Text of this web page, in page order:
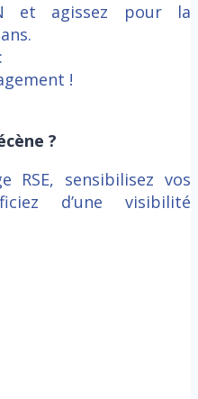
et agissez pour la
!
?
RSE, sensibilisez vos
d’une visibilité